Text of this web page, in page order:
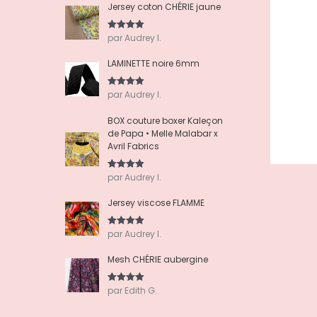
Jersey coton CHÉRIE jaune
Note5sur
5
par Audrey I.
LAMINETTE noire 6mm
Note5sur
5
par Audrey I.
BOX couture boxer Kaleçon
de Papa • Melle Malabar x
Avril Fabrics
Note5sur
5
par Audrey I.
Jersey viscose FLAMME
Note5sur
5
par Audrey I.
Mesh CHÉRIE aubergine
Note5sur
5
par Edith G.